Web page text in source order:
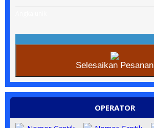
OPERATOR
Selesaikan Pesanan